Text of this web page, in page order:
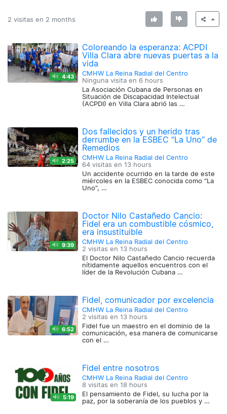
2 visitas en 2 months
4:43
Coloreando la esperanza: ACPDI
Villa Clara abre nuevas puertas a la
vida
CMHW La Reina Radial del Centro
Ninguna visita en 6 hours
La Asociación Cubana de Personas en
Situación de Discapacidad Intelectual
(ACPDI) en Villa Clara abrió las …
2:25
Dos fallecidos y un herido tras
derrumbe en la ESBEC “La Uno” de
Remedios
CMHW La Reina Radial del Centro
64 visitas en 13 hours
Un accidente ocurrido en la tarde de este
miércoles en la ESBEC conocida como “La
Uno”, …
9:39
Doctor Nilo Castañedo Cancio:
Fidel era un combustible cósmico,
era insustituible
CMHW La Reina Radial del Centro
2 visitas en 13 hours
El Doctor Nilo Castañedo Cancio recuerda
nítidamente aquellos encuentros con el
líder de la Revolución Cubana …
6:52
Fidel, comunicador por excelencia
CMHW La Reina Radial del Centro
2 visitas en 13 hours
Fidel fue un maestro en el dominio de la
comunicación, esa manera de comunicarse
con el …
5:19
Fidel entre nosotros
CMHW La Reina Radial del Centro
8 visitas en 18 hours
El pensamiento de Fidel, su lucha por la
paz, por la soberanía de los pueblos y …